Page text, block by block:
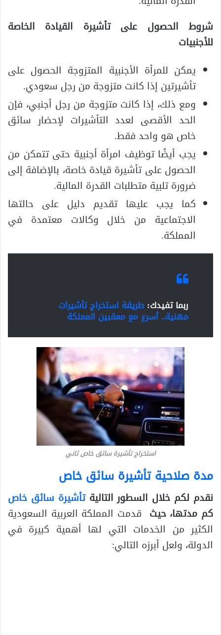
شروط الحصول على تأشيرة القيادة الخاصة
للأجنبيات
يمكن للمرأة الأجنبية المتزوجة الحصول على
تأشيرتين إذا كانت متزوجة من رجل سعودي.
ومع ذلك، إذا كانت متزوجة من رجل أجنبي، فإن
الحد الأقصى لعدد التأشيرات لإحضار سائق
خاص هو واحد فقط.
يجب أيضًا توظيف امرأة أجنبية حتى تتمكن من
الحصول على تأشيرة قيادة خاصة، بالإضافة إلى
ضرورة تلبية متطلبات القدرة المالية.
كما يجب عليها تقديم دليل على حالتها
الاجتماعية من خلال وكالات معتمدة في
المملكة.
ربما تفيدك: طريقة استخراج تأشيرات
مهنية.. أسرع مع معقبين المملكة
استخراج تأشيرة سائق خاص ثاني
مدة صلاحية تأشيرة سائق خاص
نقدم لكم خلال السطور التاليةتأشيرة سائق خاص
كم مدتها، حيث قدمت المملكة العربية السعودية
الكثير من الخدمات التي لها أهمية كبيرة في
الدولة، ولعل أبرزه التالي: